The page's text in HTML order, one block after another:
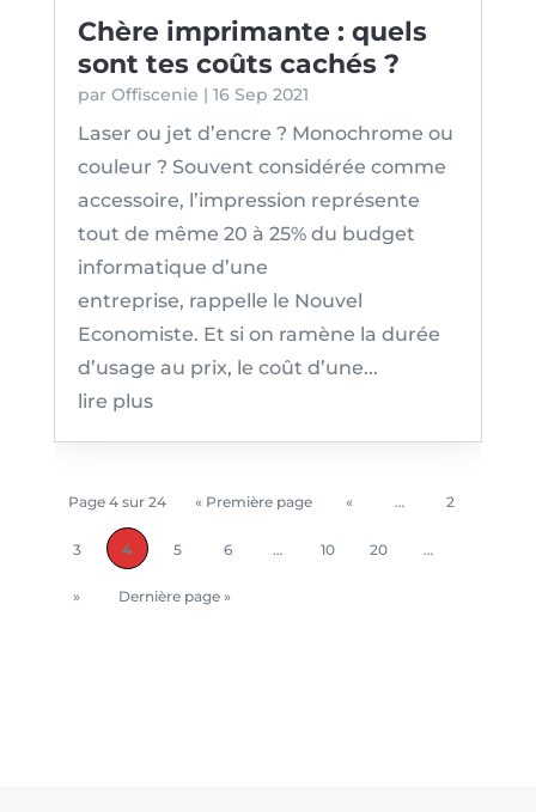
Chère imprimante : quels
sont tes coûts cachés ?
par Offiscenie | 16 Sep 2021
Laser ou jet d’encre ? Monochrome ou
couleur ? Souvent considérée comme
accessoire, l’impression représente
tout de même 20 à 25% du budget
informatique d’une
entreprise, rappelle le Nouvel
Economiste. Et si on ramène la durée
d’usage au prix, le coût d’une...
lire plus
Page 4 sur 24 « Première page « … 2
3 4 5 6 … 10 20 …
» Dernière page »